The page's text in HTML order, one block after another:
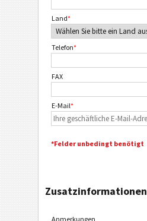
Land*
Telefon*
FAX
E-Mail*
*Felder unbedingt benötigt
Zusatzinformationen
Anmerkungen